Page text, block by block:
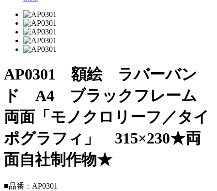
AP0301 額絵 ラバーバン
ド A4 ブラックフレーム
両面「モノクロリーフ／タイ
ポグラフィ」 315×230★両
面自社制作物★
■品番：AP0301